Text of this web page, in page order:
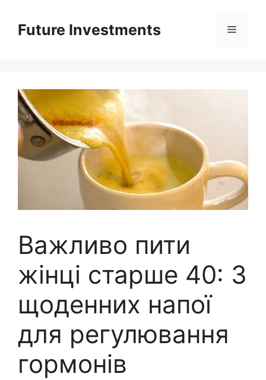
вмістуFuture Investments Меню
Важливо пити
жінці старше 40: 3
щоденних напої
для регулювання
гормонів